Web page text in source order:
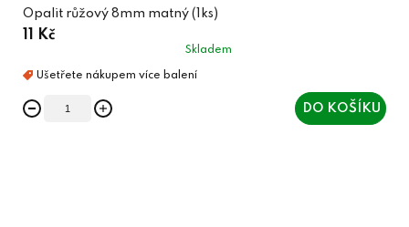
Opalit růžový 8mm matný (1ks)
11 Kč
Skladem
DO KOŠÍKU